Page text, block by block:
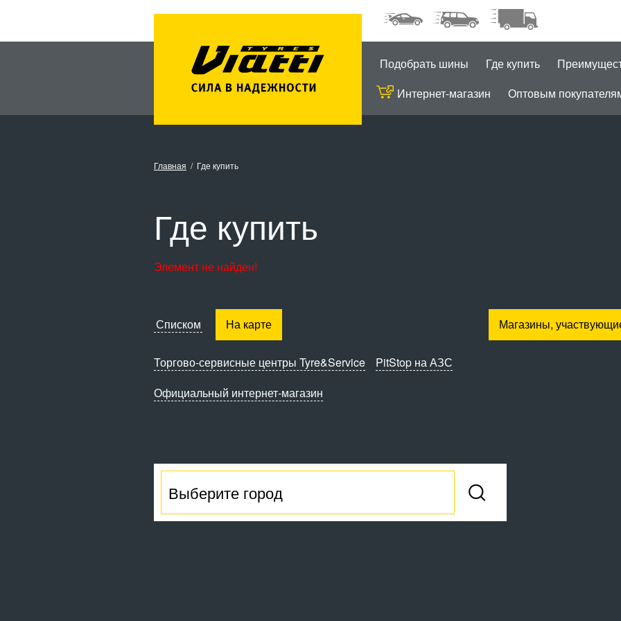
Подобрать шины Где купить
Интернет-магазин
Оптовым
Главная Где купить
Где купить
Элемент не найден!
Списком На карте
Торгово-сервисные центры Tyre&Service
PitStop на АЗС
Официальный интернет-магазин
Магазины,